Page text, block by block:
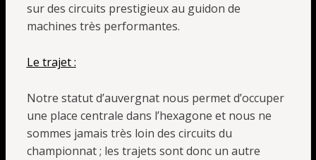
sur des circuits prestigieux au guidon de
machines très performantes.
Le trajet :
Notre statut d’auvergnat nous permet d’occuper
une place centrale dans l’hexagone et nous ne
sommes jamais très loin des circuits du
championnat ; les trajets sont donc un autre